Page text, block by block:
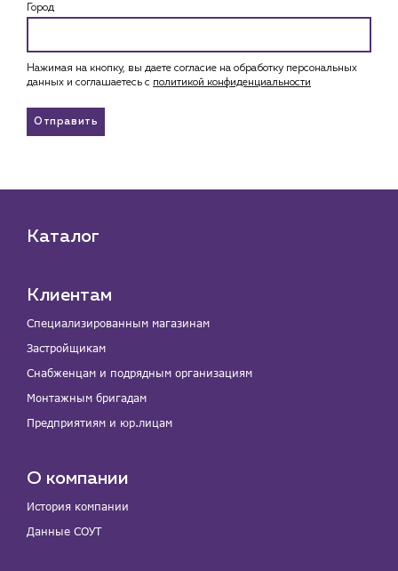
Город
Нажимая на кнопку, вы даете согласие на обработку персональных
данных и соглашаетесь c политикой конфиденциальности
Отправить
Каталог
Клиентам
Специализированным магазинам
Застройщикам
Снабженцам и подрядным организациям
Монтажным бригадам
Предприятиям и юр.лицам
О компании
История компании
Данные СОУТ